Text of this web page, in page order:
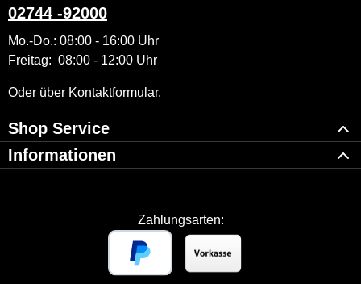
02744 -92000
Mo.-Do.: 08:00 - 16:00 Uhr
Freitag: 08:00 - 12:00 Uhr
Oder über Kontaktformular.
Shop Service
Informationen
Zahlungsarten: